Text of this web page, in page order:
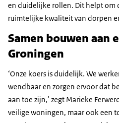
en duidelijke rollen. Dit helpt om
ruimtelijke kwaliteit van dorpen
Samen bouwen aan
Groningen
‘Onze koers is duidelijk. We
wendbaar en zorgen ervoor dat
aan toe zijn,’ zegt Marieke
veilige woningen, maar ook een